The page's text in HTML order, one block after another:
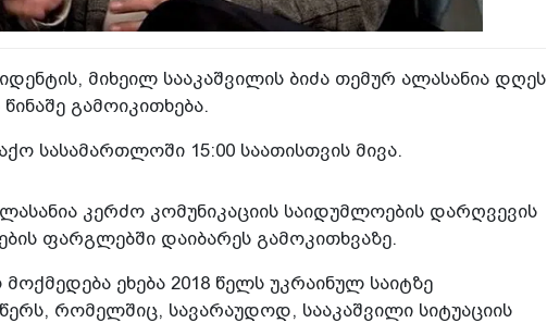
მიხეილ სააკაშვილის ბიძა თემურ ალასანია დღეს
გამოიკითხება.
სასამართლოში 15:00 საათისთვის მივა.
კერძო კომუნიკაციის საიდუმლოების დარღვევის
ფარგლებში დაიბარეს გამოკითხვაზე.
ეხება 2018 წელს უკრაინულ საიტზე
რომელშიც, სავარაუდოდ, სააკაშვილი სიტუაციის